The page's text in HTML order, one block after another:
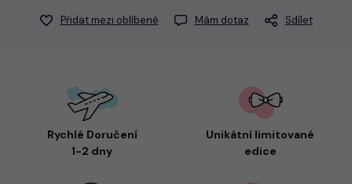
Přidat mezi oblíbené Mám dotaz Sdílet
Rychlé Doručení
1-2 dny
Unikátní limitované
edice